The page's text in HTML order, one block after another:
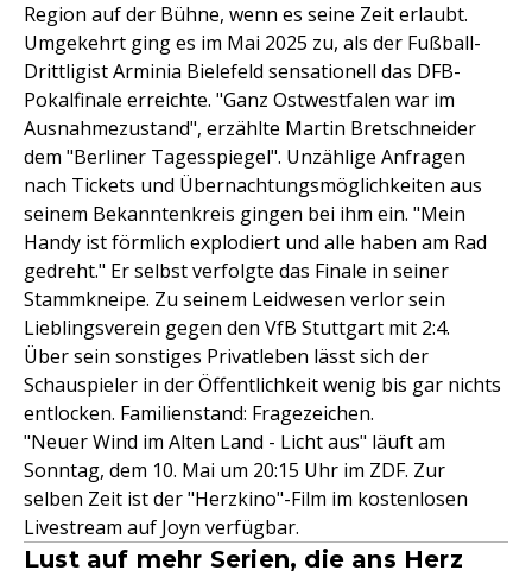
Region auf der Bühne, wenn es seine Zeit erlaubt.
Umgekehrt ging es im Mai 2025 zu, als der Fußball-
Drittligist Arminia Bielefeld sensationell das DFB-
Pokalfinale erreichte. "Ganz Ostwestfalen war im
Ausnahmezustand", erzählte Martin Bretschneider
dem "Berliner Tagesspiegel". Unzählige Anfragen
nach Tickets und Übernachtungsmöglichkeiten aus
seinem Bekanntenkreis gingen bei ihm ein. "Mein
Handy ist förmlich explodiert und alle haben am Rad
gedreht." Er selbst verfolgte das Finale in seiner
Stammkneipe. Zu seinem Leidwesen verlor sein
Lieblingsverein gegen den VfB Stuttgart mit 2:4.
Über sein sonstiges Privatleben lässt sich der
Schauspieler in der Öffentlichkeit wenig bis gar nichts
entlocken. Familienstand: Fragezeichen.
"Neuer Wind im Alten Land - Licht aus" läuft am
Sonntag, dem 10. Mai um 20:15 Uhr im ZDF. Zur
selben Zeit ist der "Herzkino"-Film im kostenlosen
Livestream auf Joyn verfügbar.
Lust auf mehr Serien, die ans Herz